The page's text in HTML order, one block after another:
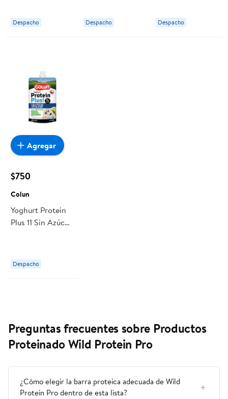
Despacho Despacho Despacho
$750
Colun
Yoghurt Protein
Plus 11 Sin Azúcar
Despacho
Agregar
Preguntas frecuentes sobre Productos
Proteinado Wild Protein Pro
¿Cómo elegir la barra proteica adecuada de Wild
Protein Pro dentro de esta lista?